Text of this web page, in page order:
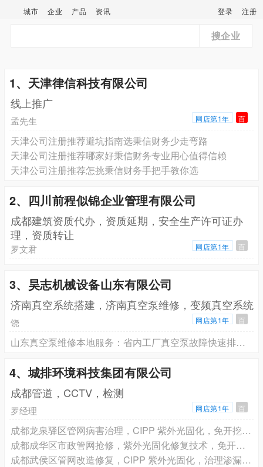
城市 企业 产品 资讯 登录 注册
搜企业
1、天津律信科技有限公司
线上推广
孟先生 网店第1年 百
天津公司注册推荐避坑指南选秉信财务少走弯路
天津公司注册推荐哪家好秉信财务专业用心值得信赖
天津公司注册推荐怎挑秉信财务手把手教你选
2、四川前程似锦企业管理有限公司
成都建筑资质代办，资质延期，安全生产许可证办
理，资质转让
罗文君 网店第1年 百
3、昊志机械设备山东有限公司
济南真空系统搭建，济南真空泵维修，变频真空系统
饶 网店第1年 百
山东真空泵维修本地服务：省内工厂真空泵故障快速排查与大修方案
4、城排环境科技集团有限公司
成都管道，CCTV，检测
罗经理 网店第1年 百
成都龙泉驿区管网病害治理，CIPP 紫外光固化，免开挖施工，可预约现场勘测
成都成华区市政管网抢修，紫外光固化修复技术，免开挖施工，即刻预约方案
成都武侯区管网改造修复，CIPP 紫外光固化，治理渗漏塌陷，24 小时抢修免费勘测